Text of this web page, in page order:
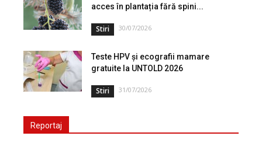
acces în plantația fără spini...
Stiri 30/07/2026
Teste HPV și ecografii mamare
gratuite la UNTOLD 2026
Stiri 31/07/2026
Reportaj